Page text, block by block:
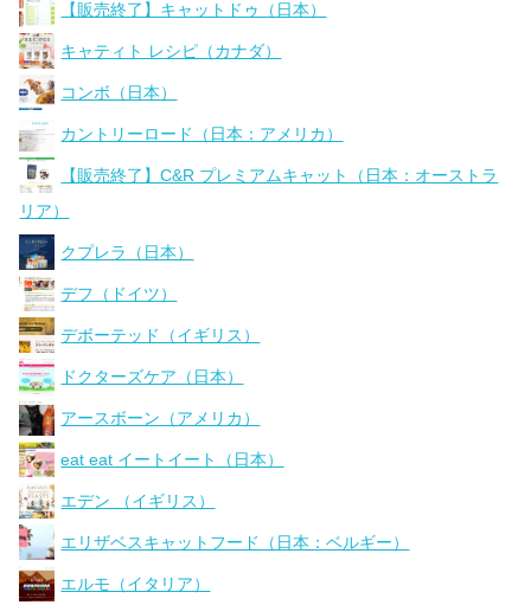
【販売終了】キャットドゥ（日本）
キャティト レシピ（カナダ）
コンボ（日本）
カントリーロード（日本：アメリカ）
【販売終了】C&R プレミアムキャット（日本：オーストラ
リア）
クプレラ（日本）
デフ（ドイツ）
デボーテッド（イギリス）
ドクターズケア（日本）
アースボーン（アメリカ）
eat eat イートイート（日本）
エデン （イギリス）
エリザベスキャットフード（日本：ベルギー）
エルモ（イタリア）